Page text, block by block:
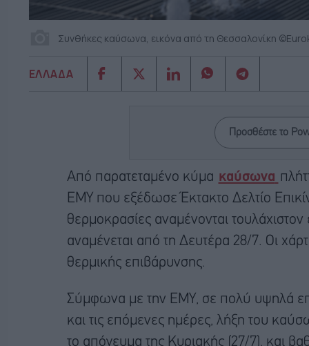
Συνθήκες καύσωνα, εικόνα από τη Θεσσαλονίκη
ΕΛΛΑΔΑ
Προσθέστε το
Από παρατεταμένο κύμα καύσωνα
ΕΜΥ που εξέδωσε Έκτακτο Δελτίο
θερμοκρασίες αναμένονται
αναμένεται από τη Δευτέρα 28/7. Οι
θερμικής επιβάρυνσης.
Σύμφωνα με την ΕΜΥ, σε πολύ υψηλά
και τις επόμενες ημέρες, λήξη του
το απόγευμα της Κυριακής (27/7), και